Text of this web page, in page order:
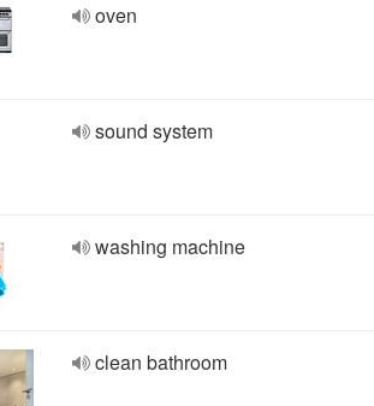
oven
sound system
washing machine
clean bathroom